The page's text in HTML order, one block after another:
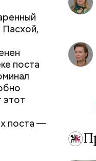
Пасхой,
поста
этот
поста —